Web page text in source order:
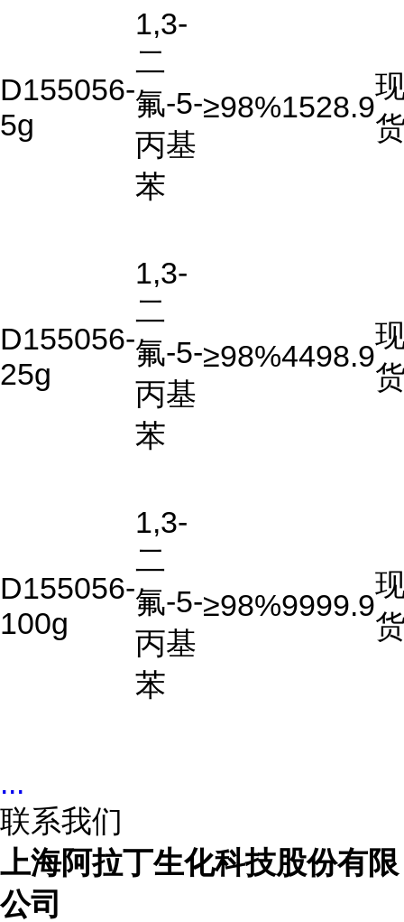
D155056-
5g
1,3-
二
氟-5-
丙基
苯
≥98%1528.9
D155056-
25g
1,3-
二
氟-5-
丙基
苯
≥98%4498.9
D155056-
100g
1,3-
二
氟-5-
丙基
苯
≥98%9999.9
...
联系我们
上海阿拉丁生化科技股份有限
公司